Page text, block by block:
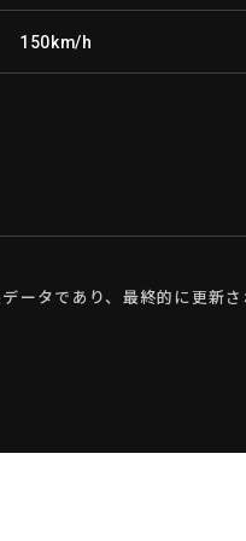
150km/h
ータであり、最終的に更新